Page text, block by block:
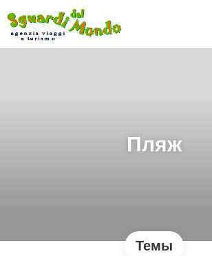
Пляж
Темы